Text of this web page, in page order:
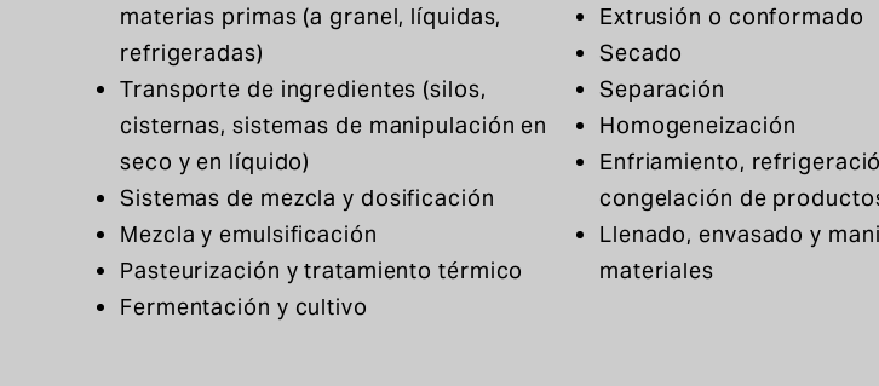
materias primas (a granel, líquidas,
refrigeradas)
Transporte de ingredientes (silos,
cisternas, sistemas de manipulación en
seco y en líquido)
Sistemas de mezcla y dosificación
Mezcla y emulsificación
Pasteurización y tratamiento térmico
Fermentación y cultivo
Extrusión o conformado
Secado
Separación
Homogeneización
Enfriamiento,
congelación de
Llenado, envasado y
materiales